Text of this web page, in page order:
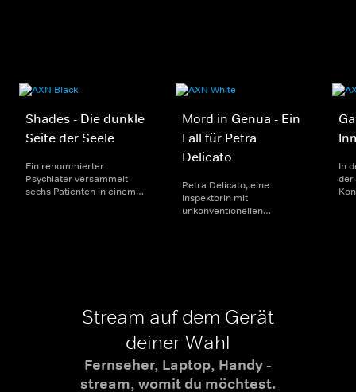
Shades - Die dunkle
Seite der Seele
Ein renommierter
Psychiater versammelt
sechs Patienten in einem
Mord in Genua - Ein
Fall für Petra
Delicato
Petra Delicato, eine
Inspektorin mit
unkonventionellen
religiösen Sekten.
In
der
Stream auf dem Gerät
deiner Wahl
Fernseher, Laptop, Handy -
stream, womit du möchtest.